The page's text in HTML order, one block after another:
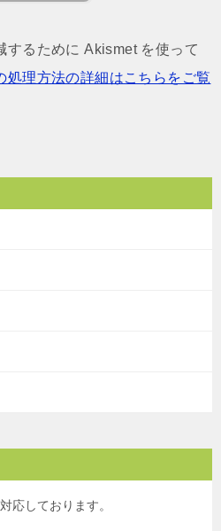
するために Akismet を使って
処理方法の詳細はこちらをご覧
応しております。